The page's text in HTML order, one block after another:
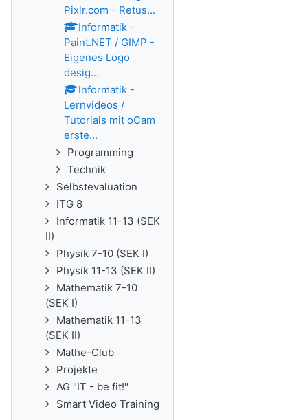
Pixlr.com - Retus...
Informatik -
Paint.NET / GIMP -
Eigenes Logo
desig...
Informatik -
Lernvideos /
Tutorials mit oCam
erste...
Programming
Technik
Selbstevaluation
ITG 8
Informatik 11-13 (SEK
II)
Physik 7-10 (SEK I)
Physik 11-13 (SEK II)
Mathematik 7-10
(SEK I)
Mathematik 11-13
(SEK II)
Mathe-Club
Projekte
AG "IT - be fit!"
Smart Video Training